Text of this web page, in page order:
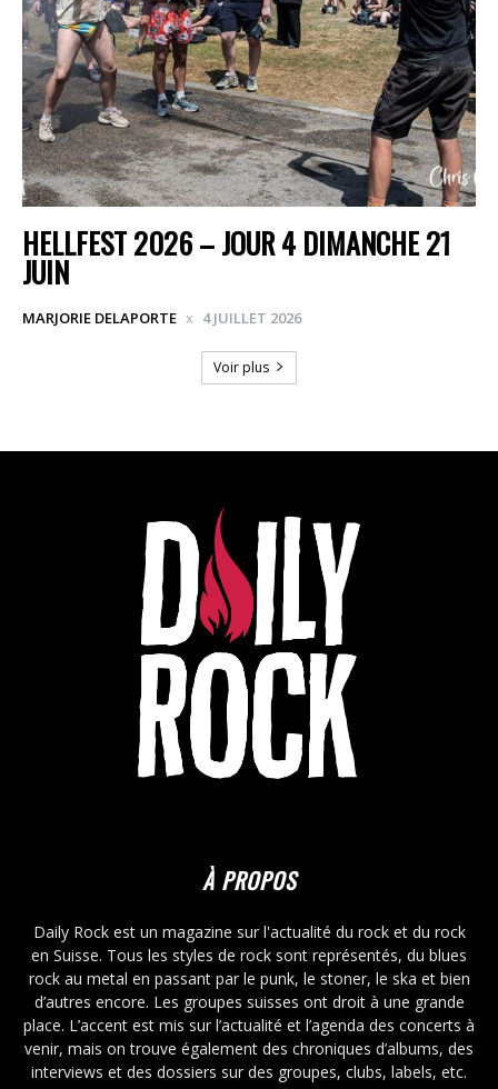
HELLFEST 2026 – JOUR 4 DIMANCHE 21
JUIN
MARJORIE DELAPORTE 4 JUILLET 2026
Voir plus
À PROPOS
Daily Rock est un magazine sur l'actualité du rock et du rock
en Suisse. Tous les styles de rock sont représentés, du blues
rock au metal en passant par le punk, le stoner, le ska et bien
d’autres encore. Les groupes suisses ont droit à une grande
place. L’accent est mis sur l’actualité et l’agenda des concerts à
venir, mais on trouve également des chroniques d’albums, des
interviews et des dossiers sur des groupes, clubs, labels, etc.